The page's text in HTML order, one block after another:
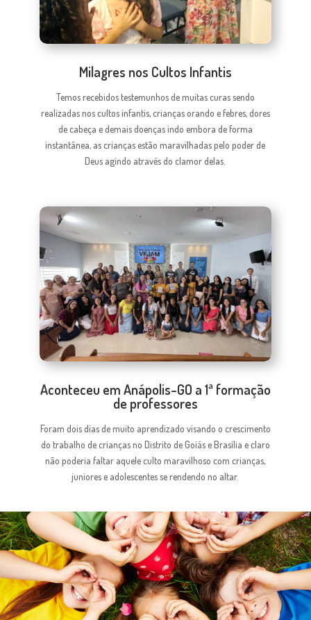
Milagres nos Cultos Infantis
Temos recebidos testemunhos de muitas curas sendo
realizadas nos cultos infantis, crianças orando e febres, dores
de cabeça e demais doenças indo embora de forma
instantânea, as crianças estão maravilhadas pelo poder de
Deus agindo através do clamor delas.
Aconteceu em Anápolis-GO a 1ª formação
de professores
Foram dois dias de muito aprendizado visando o crescimento
do trabalho de crianças no Distrito de Goiás e Brasília e claro
não poderia faltar aquele culto maravilhoso com crianças,
juniores e adolescentes se rendendo no altar.